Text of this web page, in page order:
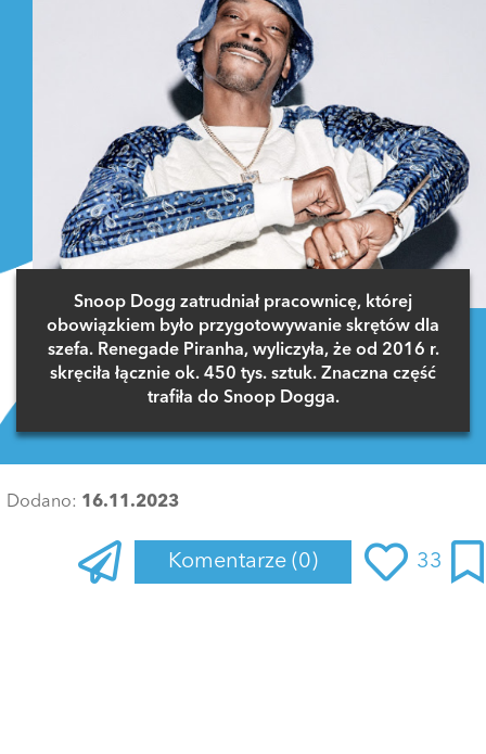
Snoop Dogg zatrudniał pracownicę, której
obowiązkiem było przygotowywanie skrętów dla
szefa. Renegade Piranha, wyliczyła, że od 2016 r.
skręciła łącznie ok. 450 tys. sztuk. Znaczna część
trafiła do Snoop Dogga.
Dodano: 16.11.2023
Komentarze (0) 33